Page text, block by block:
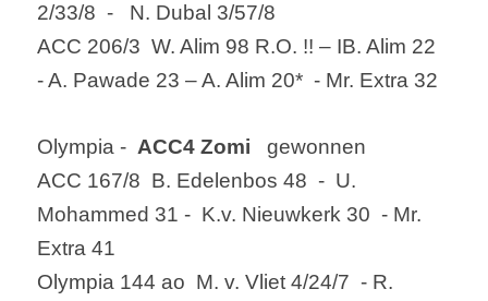
2/33/8  -   N. Dubal 3/57/8
ACC 206/3  W. Alim 98 R.O. !! – IB. Alim 22
- A. Pawade 23 – A. Alim 20*  - Mr. Extra 32
Olympia - ACC4 Zomi gewonnen
ACC 167/8  B. Edelenbos 48  -  U.
Mohammed 31 - K.v. Nieuwkerk 30  - Mr.
Extra 41
Olympia 144 ao M. v. Vliet